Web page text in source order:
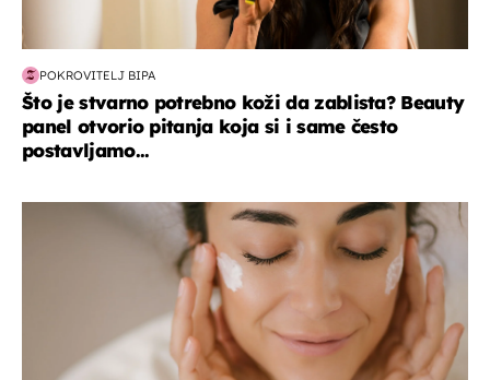
POKROVITELJ BIPA
Što je stvarno potrebno koži da zablista? Beauty
panel otvorio pitanja koja si i same često
postavljamo...
moda & ljepota